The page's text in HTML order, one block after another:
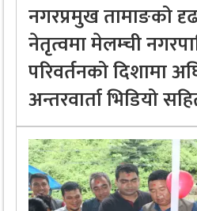
नगरप्रमुख तामाङको
नेतृत्वमा मेलम्ची
परिवर्तनको दिशामा
अन्तरवार्ता भिडियो